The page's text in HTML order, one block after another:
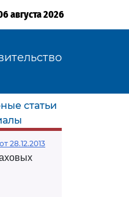
августа 2026
статьи
28.12.2013